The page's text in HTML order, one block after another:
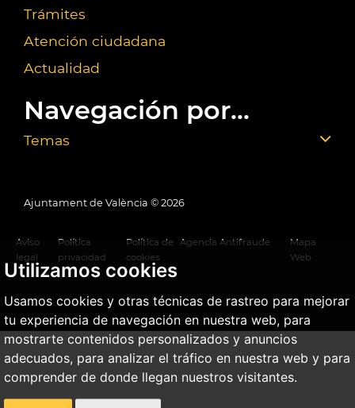
Utilizamos cookies
Usamos cookies y otras técnicas de rastreo para mejorar
tu experiencia de navegación en nuestra web, para
mostrarte contenidos personalizados y anuncios
adecuados, para analizar el tráfico en nuestra web y para
comprender de donde llegan nuestros visitantes.
Trámites
Atención ciudadana
Actualidad
Navegación por...
Temas
Ajuntament de València © 2026
Aviso
legal
Política
privacidad
Política de
cookies
Agencia Antifraude
Mapa
Web